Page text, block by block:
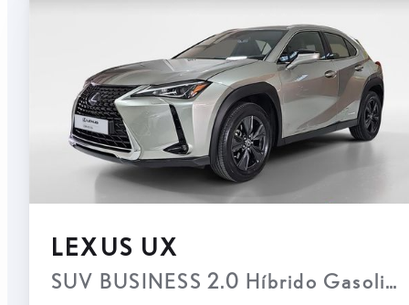
LEXUS UX
SUV BUSINESS 2.0 Híbrido